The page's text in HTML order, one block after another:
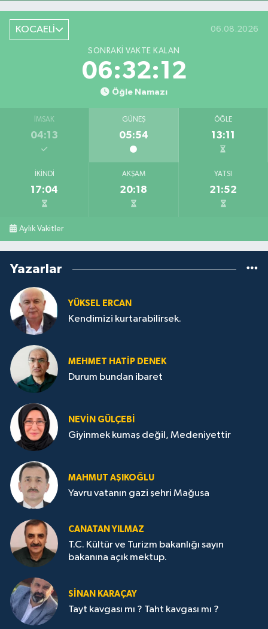
KOCAELİ 06.08.2026
SONRAKI VAKTE KALAN
06:32:11
Öğle Namazı
İMSAK
04:13
GÜNEŞ
05:54
ÖĞLE
13:11
İKINDI
17:04
AKŞAM
20:18
YATSI
21:52
Aylık Vakitler
Yazarlar
YÜKSEL ERCAN
Kendimizi kurtarabilirsek.
MEHMET HATİP DENEK
Durum bundan ibaret
NEVİN GÜLÇEBİ
Giyinmek kumaş değil, Medeniyettir
MAHMUT AŞIKOĞLU
Yavru vatanın gazi şehri Mağusa
CANATAN YILMAZ
T.C. Kültür ve Turizm bakanlığı sayın
bakanına açık mektup.
SİNAN KARAÇAY
Tayt kavgası mı ? Taht kavgası mı ?